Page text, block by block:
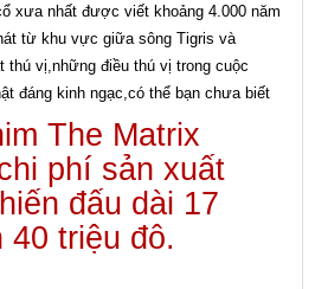
The Matrix
phí sản xuất
đấu dài 17
40 triệu đô.